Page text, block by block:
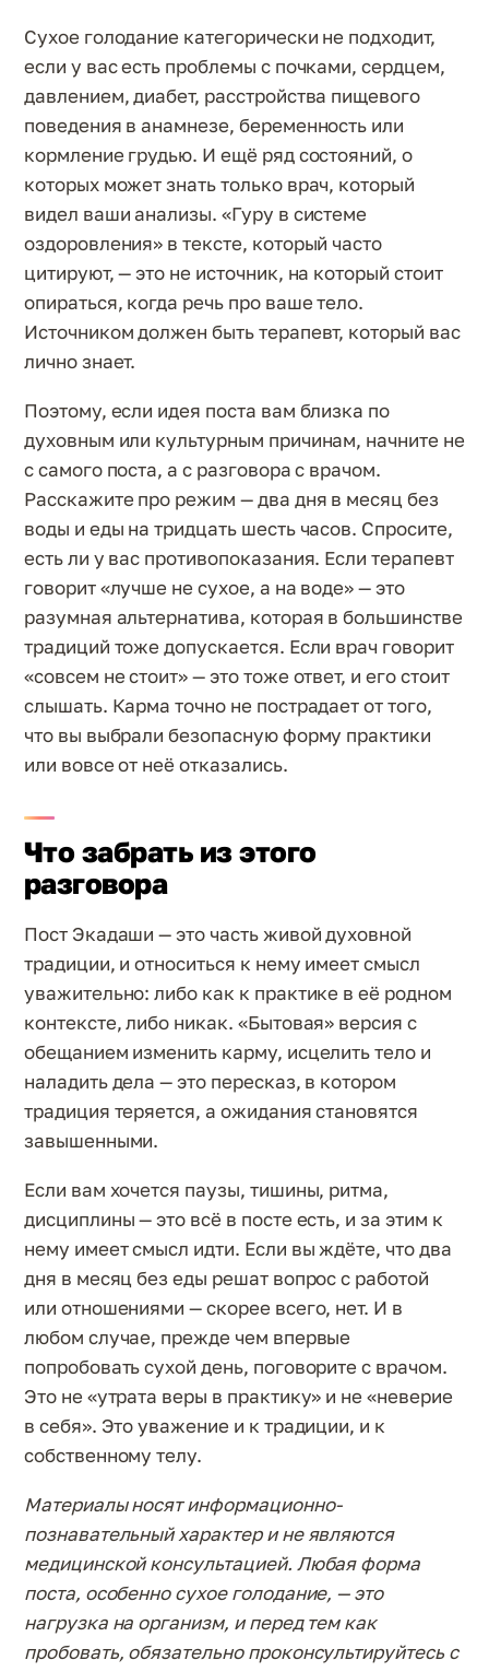
Сухое голодание категорически не подходит,
если у вас есть проблемы с почками, сердцем,
давлением, диабет, расстройства пищевого
поведения в анамнезе, беременность или
кормление грудью. И ещё ряд состояний, о
которых может знать только врач, который
видел ваши анализы. «Гуру в системе
оздоровления» в тексте, который часто
цитируют, — это не источник, на который стоит
опираться, когда речь про ваше тело.
Источником должен быть терапевт, который вас
лично знает.
Поэтому, если идея поста вам близка по
духовным или культурным причинам, начните не
с самого поста, а с разговора с врачом.
Расскажите про режим — два дня в месяц без
воды и еды на тридцать шесть часов. Спросите,
есть ли у вас противопоказания. Если терапевт
говорит «лучше не сухое, а на воде» — это
разумная альтернатива, которая в большинстве
традиций тоже допускается. Если врач говорит
«совсем не стоит» — это тоже ответ, и его стоит
слышать. Карма точно не пострадает от того,
что вы выбрали безопасную форму практики
или вовсе от неё отказались.
Что забрать из этого
разговора
Пост Экадаши — это часть живой духовной
традиции, и относиться к нему имеет смысл
уважительно: либо как к практике в её родном
контексте, либо никак. «Бытовая» версия с
обещанием изменить карму, исцелить тело и
наладить дела — это пересказ, в котором
традиция теряется, а ожидания становятся
завышенными.
Если вам хочется паузы, тишины, ритма,
дисциплины — это всё в посте есть, и за этим к
нему имеет смысл идти. Если вы ждёте, что два
дня в месяц без еды решат вопрос с работой
или отношениями — скорее всего, нет. И в
любом случае, прежде чем впервые
попробовать сухой день, поговорите с врачом.
Это не «утрата веры в практику» и не «неверие
в себя». Это уважение и к традиции, и к
собственному телу.
Материалы носят информационно-
познавательный характер и не являются
медицинской консультацией. Любая форма
поста, особенно сухое голодание, — это
нагрузка на организм, и перед тем как
пробовать, обязательно проконсультируйтесь с